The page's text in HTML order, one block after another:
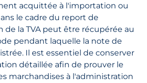
acquittée à l'importation ou
le cadre du report de
de la TVA peut être récupérée au
pendant laquelle la note de
Il est essentiel de conserver
détaillée afin de prouver le
marchandises à l'administration